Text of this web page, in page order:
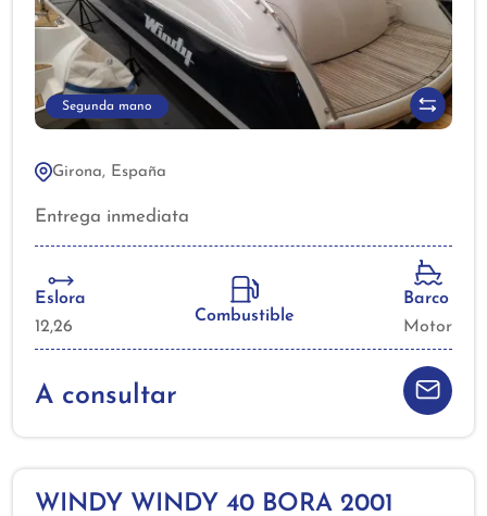
Segunda mano
Girona, España
A consultar
Entrega inmediata
Eslora
12,26
Combustible
Barco
Motor
WINDY WINDY 40 BORA 2001